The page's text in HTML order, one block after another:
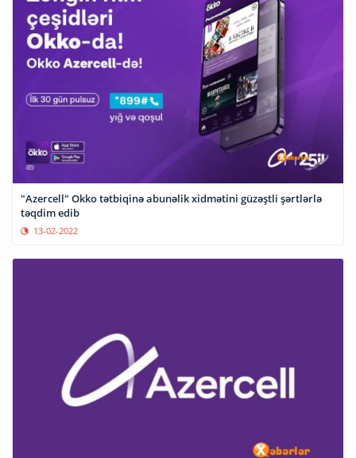
"Azercell" Okko tətbiqinə abunəlik xidmətini güzəştli şərtlərlə
təqdim edib
13-02-2022